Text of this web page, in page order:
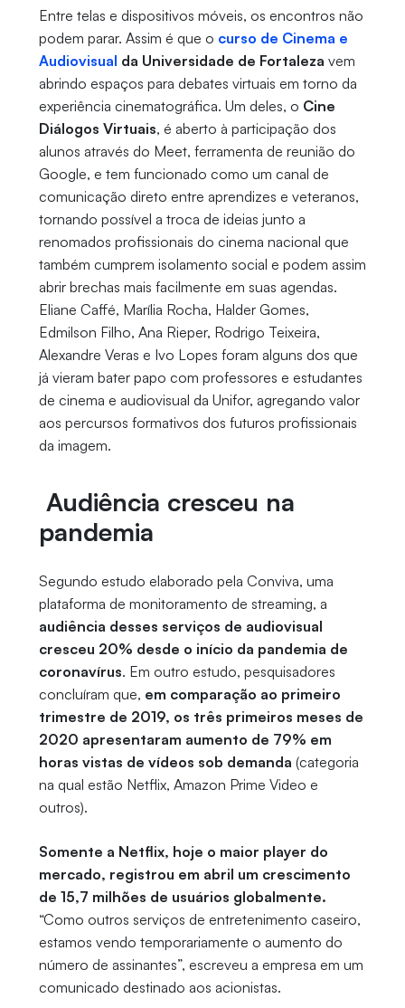
Entre telas e dispositivos móveis, os encontros não
podem parar. Assim é que o curso de Cinema e
Audiovisual da Universidade de Fortaleza vem
abrindo espaços para debates virtuais em torno da
experiência cinematográfica. Um deles, o Cine
Diálogos Virtuais, é aberto à participação dos
alunos através do Meet, ferramenta de reunião do
Google, e tem funcionado como um canal de
comunicação direto entre aprendizes e veteranos,
tornando possível a troca de ideias junto a
renomados profissionais do cinema nacional que
também cumprem isolamento social e podem assim
abrir brechas mais facilmente em suas agendas.
Eliane Caffé, Marília Rocha, Halder Gomes,
Edmilson Filho, Ana Rieper, Rodrigo Teixeira,
Alexandre Veras e Ivo Lopes foram alguns dos que
já vieram bater papo com professores e estudantes
de cinema e audiovisual da Unifor, agregando valor
aos percursos formativos dos futuros profissionais
da imagem.
Audiência cresceu na
pandemia
Segundo estudo elaborado pela Conviva, uma
plataforma de monitoramento de streaming, a
audiência desses serviços de audiovisual
cresceu 20% desde o início da pandemia de
coronavírus. Em outro estudo, pesquisadores
concluíram que, em comparação ao primeiro
trimestre de 2019, os três primeiros meses de
2020 apresentaram aumento de 79% em
horas vistas de vídeos sob demanda (categoria
na qual estão Netflix, Amazon Prime Video e
outros).
Somente a Netflix, hoje o maior player do
mercado, registrou em abril um crescimento
de 15,7 milhões de usuários globalmente.
“Como outros serviços de entretenimento caseiro,
estamos vendo temporariamente o aumento do
número de assinantes”, escreveu a empresa em um
comunicado destinado aos acionistas.